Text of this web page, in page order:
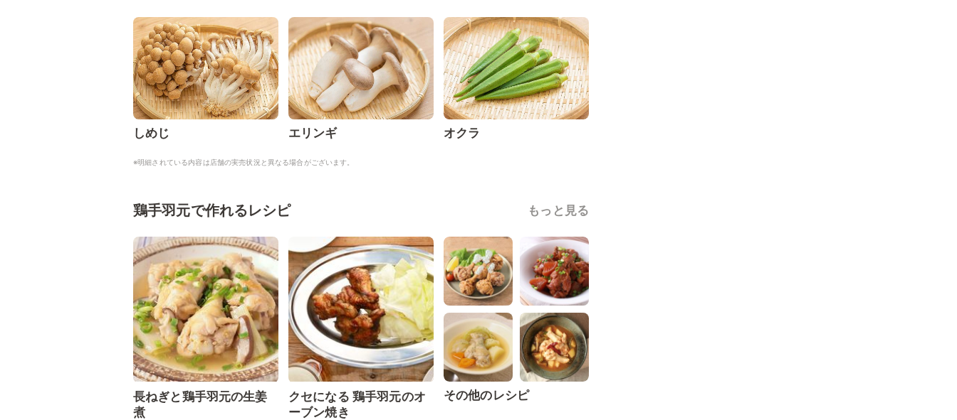
しめじ エリンギ オクラ
※明細されている内容は店舗の実売状況と異なる場合がございます。
鶏手羽元で作れるレシピ もっと見る
長ねぎと鶏手羽元の生姜
煮
クセになる 鶏手羽元のオ
ーブン焼き
その他のレシピ